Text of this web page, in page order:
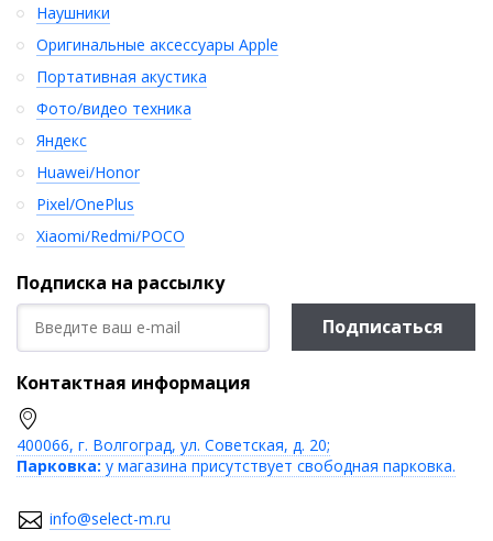
Наушники
Оригинальные аксессуары Apple
Портативная акустика
Фото/видео техника
Яндекс
Huawei/Honor
Pixel/OnePlus
Xiaomi/Redmi/POCO
Подписка на рассылку
Подписаться
Контактная информация
400066, г. Волгоград, ул. Советская, д. 20;
Парковка: у магазина присутствует свободная парковка.
info@select-m.ru